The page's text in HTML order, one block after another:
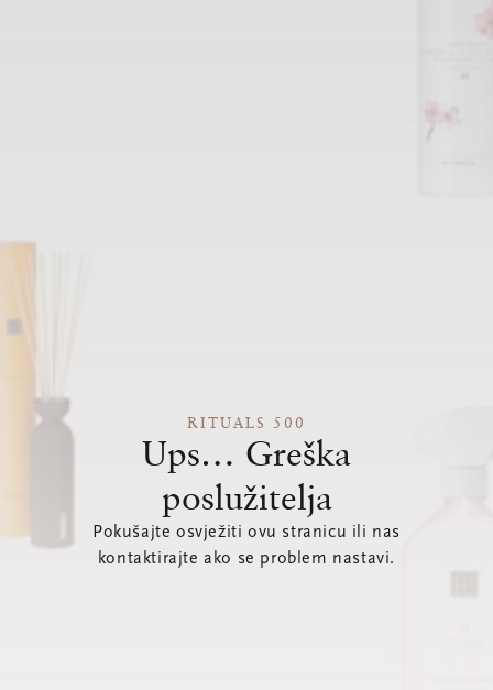
RITUALS 500
Ups… Greška
poslužitelja
Pokušajte osvježiti ovu stranicu ili nas
kontaktirajte ako se problem nastavi.